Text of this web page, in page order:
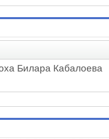
Билара Кабалоева